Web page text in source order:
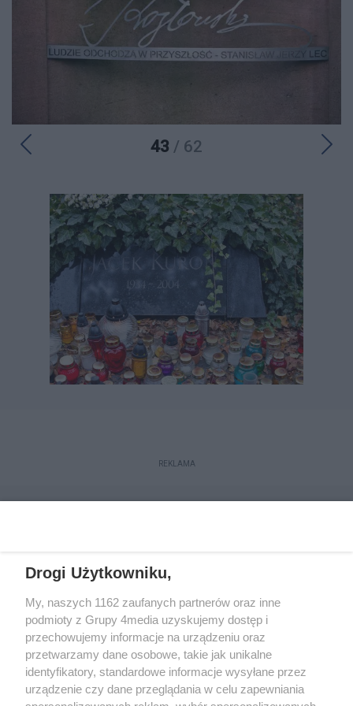
43 / 62
REKLAMA
Reklama Kontakt Regulamin
Dystrybucja
Regulamin prenumeraty
Polityka Prywatności
Drogi Użytkowniku,
My, naszych 1162 zaufanych partnerów oraz inne
podmioty z Grupy 4media uzyskujemy dostęp i
przechowujemy informacje na urządzeniu oraz
przetwarzamy dane osobowe, takie jak unikalne
identyfikatory, standardowe informacje wysyłane przez
urządzenie czy dane przeglądania w celu zapewniania